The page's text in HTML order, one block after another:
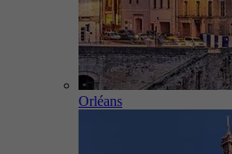
Orléans